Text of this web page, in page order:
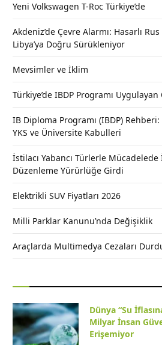
Yeni Volkswagen T-Roc Türkiye’de
Akdeniz’de Çevre Alarmı: Hasarlı
Libya’ya Doğru Sürükleniyor
Mevsimler ve İklim
Türkiye’de IBDP Programı
IB Diploma Programı (IBDP)
YKS ve Üniversite Kabulleri
İstilacı Yabancı Türlerle Mücadelede
Düzenleme Yürürlüğe Girdi
Elektrikli SUV Fiyatları 2026
Milli Parklar Kanunu’nda Değişiklik
Araçlarda Multimedya Cezaları
Dünya “Su
Milyar İnsan
Erişemiyor